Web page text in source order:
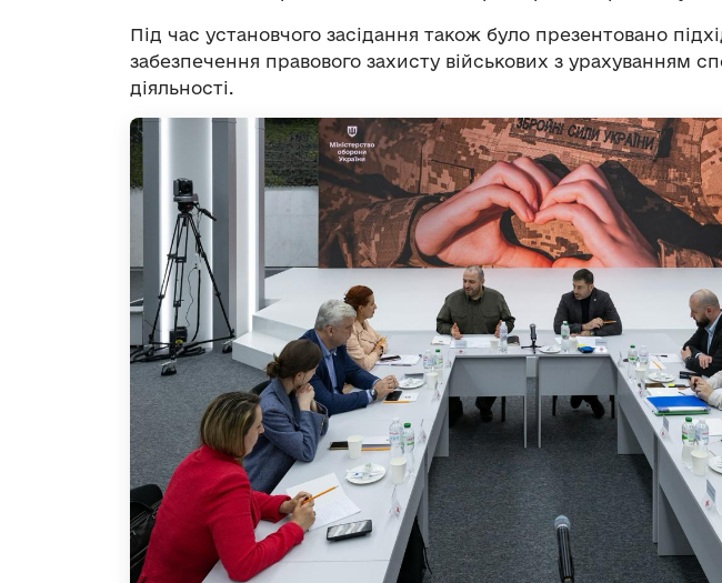
Під час установчого засідання також було презентовано
забезпечення правового захисту військових з урахуванням
діяльності.